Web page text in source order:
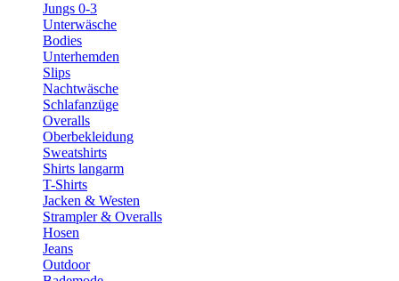
Jungs 0-3
Unterwäsche
Bodies
Unterhemden
Slips
Nachtwäsche
Schlafanzüge
Overalls
Oberbekleidung
Sweatshirts
Shirts langarm
T-Shirts
Jacken & Westen
Strampler & Overalls
Hosen
Jeans
Outdoor